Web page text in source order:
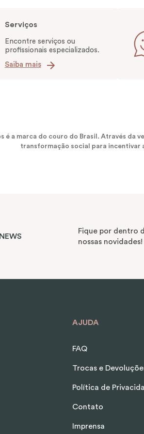
Serviços
Encontre serviços ou
profissionais especializados.
Saiba mais
é a marca do couro do Brasil. Através da
transformação social para incentivar
Fique por dentro
nossas novidades!
AJUDA
FAQ
Trocas e
Política de
Contato
Imprensa